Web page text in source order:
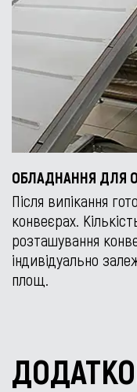
ОБЛАДНАННЯ ДЛЯ
Після випікання
конвеєрах.
розташування
індивідуально
площ.